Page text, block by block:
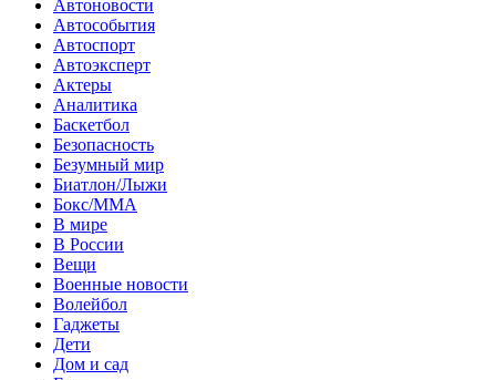
Автоновости
Автособытия
Автоспорт
Автоэксперт
Актеры
Аналитика
Баскетбол
Безопасность
Безумный мир
Биатлон/Лыжи
Бокс/MMA
В мире
В России
Вещи
Военные новости
Волейбол
Гаджеты
Дети
Дом и сад